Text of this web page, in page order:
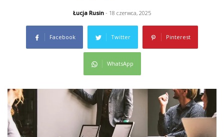
Łucja Rusin - 18 czerwca, 2025
Facebook Twitter Pinterest
WhatsApp